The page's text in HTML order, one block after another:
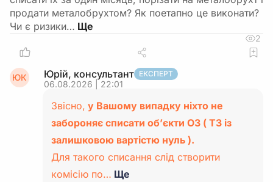
продати металобрухтом? Як поетапно це виконати?
Чи є ризики…
2
ЮК Юрій, консультант ЕКСПЕРТ
06.08.2026 | 22:01
Звісно, у Вашому випадку ніхто не
забороняє списати об’єкти ОЗ ( ТЗ із
залишковою вартістю нуль ).
Для такого списання слід створити
комісію по… Ще